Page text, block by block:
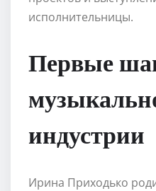
исполнительницы.
Первые
индустрии
Ирина Приходько